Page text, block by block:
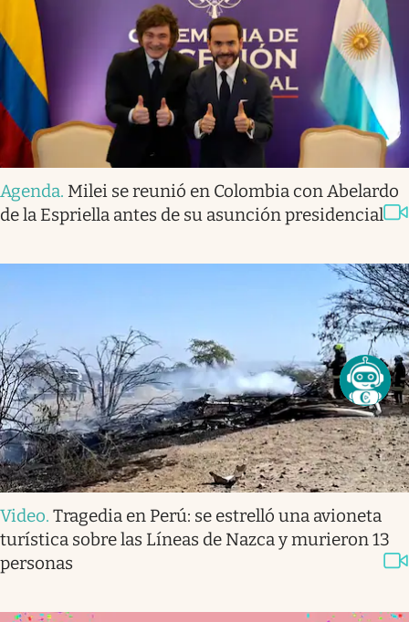
Agenda. Milei se reunió en Colombia con Abelardo
de la Espriella antes de su asunción presidencial
Video. Tragedia en Perú: se estrelló una avioneta
turística sobre las Líneas de Nazca y murieron 13
personas